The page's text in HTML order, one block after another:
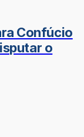
Confúcio
o